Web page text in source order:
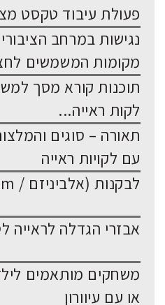
פעולת עיבוד טקסט
נגישות במרחב
מקומות המשמשים
תוכנות קורא מסך
לקות ראייה...
תאורה – סוגים
עם לקויות ראייה
לבקנות (אלביניזם / Albinism)
אבזרי הגדלה לראייה
משחקים מותאמים
או עם עיוורון